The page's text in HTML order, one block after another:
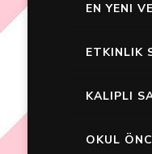
EN YENI
ETKINLIK
KALIPLI
OKUL